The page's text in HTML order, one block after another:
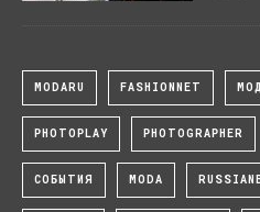
MODARU FASHIONNET
PHOTOPLAY PHOTOGRAPHER
СОБЫТИЯ MODA